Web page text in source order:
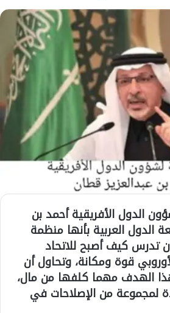
الدول الأفريقية أحمد بن
الدول العربية بأنها منظمة
تدرس كيف أصبح للاتحاد
قوة ومكانة، وتحاول أن
الهدف مهما كلفها من مال،
لمجموعة من الإصلاحات في